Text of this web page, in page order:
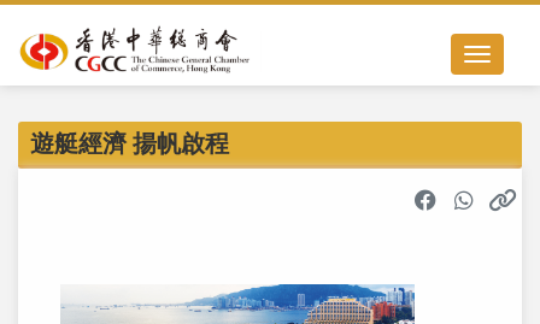
Toggle
遊艇經濟 揚帆啟程